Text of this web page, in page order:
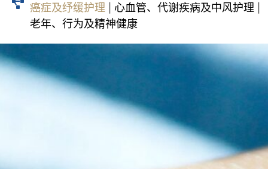
癌症及纾缓护理 心血管、代谢疾病及中风护理
老年、行为及精神健康